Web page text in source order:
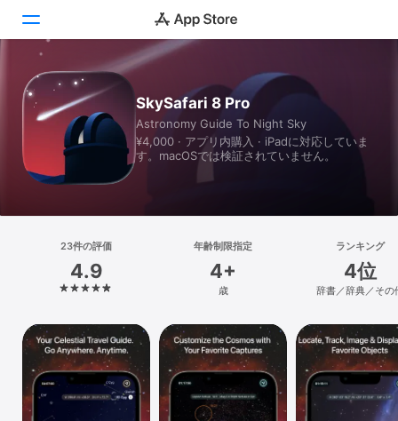
Today
ゲーム
検索
プラットフォーム
iPhone
iPad
Mac
Vision
Watch
SkySafari 8 Pro
Astronomy Guide To Night Sky
¥4,000 · アプリ内購入 · iPadに対応していま
す。macOSでは検証されていません。
23件の評価
4.9
年齢制限指定
4+
歳
ランキング
4位
辞書／辞典／その